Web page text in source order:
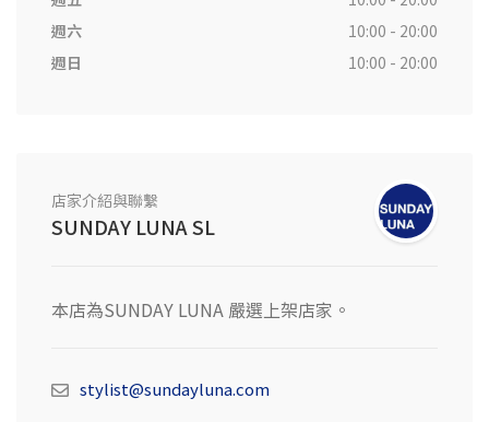
週六
10:00 - 20:00
週日
10:00 - 20:00
店家介紹與聯繫
SUNDAY LUNA SL
本店為SUNDAY LUNA 嚴選上架店家。
stylist@sundayluna.com